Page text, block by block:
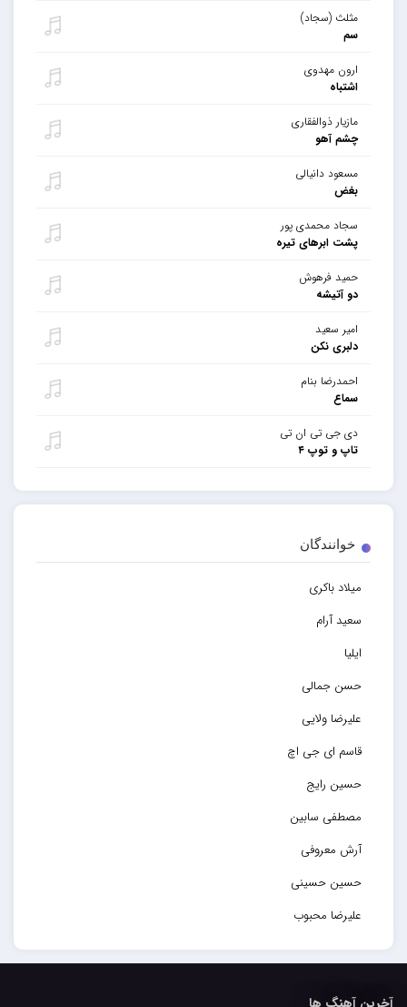
مثلث (سجاد)
سم
ارون مهدوی
اشتباه
مازیار ذوالفقاری
چشم آهو
مسعود دانیالی
بغض
سجاد محمدی پور
پشت ابرهای تیره
حمید فرهوش
دو آتیشه
امیر سعید
دلبری نکن
احمدرضا بنام
سماع
دی جی تی ان تی
تاپ و توپ ۴
خوانندگان
میلاد باکری
سعید آرام
ایلیا
حسن جمالی
علیرضا ولایی
قاسم ای جی اچ
حسین رایج
مصطفی سابین
آرش معروفی
حسین حسینی
علیرضا محبوب
حسین حصارکی